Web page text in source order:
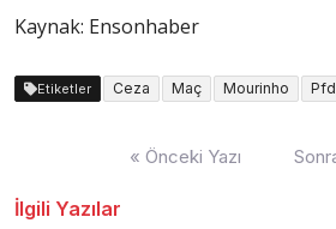
Kaynak: Ensonhaber
Etiketler Ceza Maç Mourinho
« Önceki Yazı
İlgili Yazılar